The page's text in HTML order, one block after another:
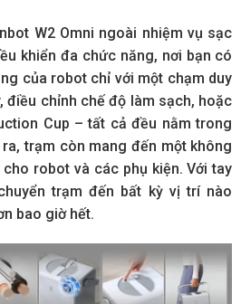
W2 Omni ngoài nhiệm vụ sạc
khiển đa chức năng, nơi bạn có
của robot chỉ với một chạm duy
điều chỉnh chế độ làm sạch, hoặc
Cup – tất cả đều nằm trong
trạm còn mang đến một không
robot và các phụ kiện. Với tay
trạm đến bất kỳ vị trí nào
bao giờ hết.